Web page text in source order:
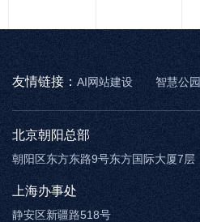
友情链接： AI网站建设 智慧公园
AR太极
智慧博物馆
北京朝阳总部
朝阳区东方东路9号东方国际大厦7层
上海办事处
静安区新疆路518号